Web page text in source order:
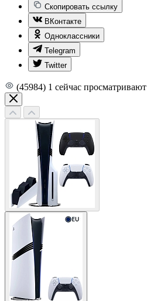
Скопировать ссылку
ВКонтакте
Одноклассники
Telegram
Twitter
(45984) 1 сейчас просматривают